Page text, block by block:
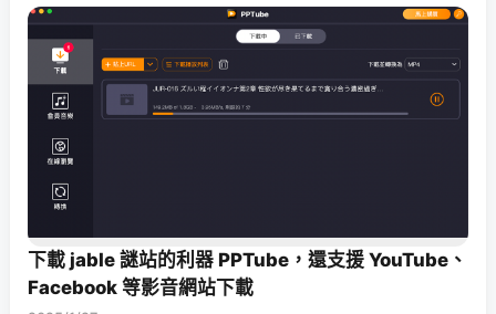
下載 jable 謎站的利器 PPTube，還支援 YouTube、
Facebook 等影音網站下載